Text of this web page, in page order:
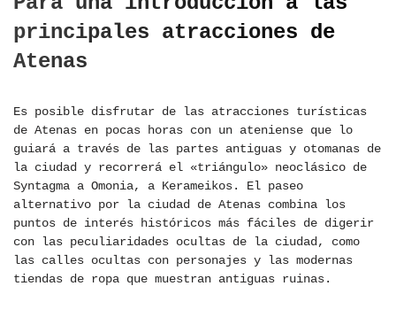
principales atracciones de
Atenas
Es posible disfrutar de las atracciones turísticas
de Atenas en pocas horas con un ateniense que lo
guiará a través de las partes antiguas y otomanas de
la ciudad y recorrerá el «triángulo» neoclásico de
Syntagma a Omonia, a Kerameikos. El paseo
alternativo por la ciudad de Atenas combina los
puntos de interés históricos más fáciles de digerir
con las peculiaridades ocultas de la ciudad, como
las calles ocultas con personajes y las modernas
tiendas de ropa que muestran antiguas ruinas.